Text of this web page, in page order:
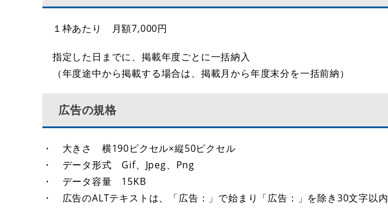
１枠あたり 月額7,000円
指定した日までに、掲載年度ごとに一括納入
（年度途中から掲載する場合は、掲載月から年度末分を一括前納）
広告の規格
・ 大きさ 横190ピクセル×縦50ピクセル
・ データ形式 Gif、Jpeg、Png
・ データ容量 15KB
・ 広告のALTテキストは、「広告：」で始まり「広告：」を除き30文字以内